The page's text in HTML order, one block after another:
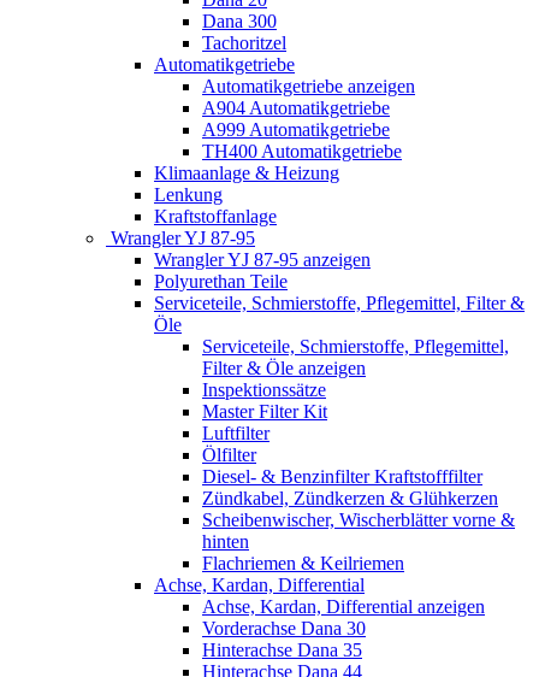
Dana 300
Tachoritzel
Automatikgetriebe
Automatikgetriebe anzeigen
A904 Automatikgetriebe
A999 Automatikgetriebe
TH400 Automatikgetriebe
Klimaanlage & Heizung
Lenkung
Kraftstoffanlage
Wrangler YJ 87-95
Wrangler YJ 87-95 anzeigen
Polyurethan Teile
Serviceteile, Schmierstoffe, Pflegemittel, Filter &
Öle
Serviceteile, Schmierstoffe, Pflegemittel,
Filter & Öle anzeigen
Inspektionssätze
Master Filter Kit
Luftfilter
Ölfilter
Diesel- & Benzinfilter Kraftstofffilter
Zündkabel, Zündkerzen & Glühkerzen
Scheibenwischer, Wischerblätter vorne &
hinten
Flachriemen & Keilriemen
Achse, Kardan, Differential
Achse, Kardan, Differential anzeigen
Vorderachse Dana 30
Hinterachse Dana 35
Hinterachse Dana 44